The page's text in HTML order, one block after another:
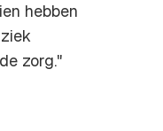
hebben
zorg."